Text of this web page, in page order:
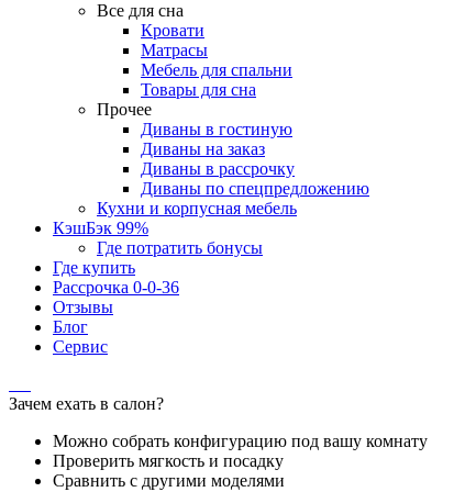
Все для сна
Кровати
Матрасы
Мебель для спальни
Товары для сна
Прочее
Диваны в гостиную
Диваны на заказ
Диваны в рассрочку
Диваны по спецпредложению
Кухни и корпусная мебель
КэшБэк 99%
Где потратить бонусы
Где купить
Рассрочка 0-0-36
Отзывы
Блог
Сервис
Зачем ехать в салон?
Можно собрать конфигурацию под вашу комнату
Проверить мягкость и посадку
Сравнить с другими моделями